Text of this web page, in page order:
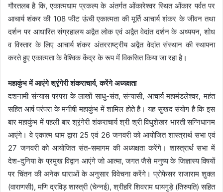
गौरतलब है कि, एकात्मधाम प्रकल्प के अंतर्गत ओंकारेश्वर स्थित ओंकार पर्वत पर
आचार्य शंकर की 108 फीट ऊंची एकात्मता की मूर्ति आचार्य शंकर के जीवन तथा
दर्शन पर आधारित संग्रहालय अद्वैत लोक एवं अद्वैत वेदांत दर्शन के अध्ययन, शोध
व विस्तार के लिए आचार्य शंकर अंतरराष्ट्रीय अद्वैत वेदांत संस्थान की स्थापना
करते हुए एकात्मता के वैश्विक केंद्र के रूप में विकसित किया जा रहा है।
महाकुंभ में आएंगे श्रृंगेरी शंकराचार्य, करेंगे अध्यक्षता
दशनामी संन्यास परंपरा के लाखों साधु-संत, संन्यासी, आचार्य महामंडलेश्वर, महंत
सहित आर्ष परंपरा के मनीषी महाकुंभ में शामिल होते है। यह सुखद संयोग है कि इस
बार महाकुंभ में पहली बार श्रृंगेरी शंकराचार्य श्री श्री विधुशेखर भारती सन्निधानम
आएंगे। वे एकात्म धाम द्वारा 25 एवं 26 जनवरी को आयोजित शास्त्रार्थ सभा एवं
27 जनवरी को आयोजित संत-समागम की अध्यक्षता करेंगे। शास्त्रार्थ सभा में
देश-दुनिया के प्रमुख विद्वान आएंगे जो आत्मा, जगत जैसे मनुष्य के जिज्ञास्य विषयों
पर चिंतन की अनेक धाराओं के अनुसार विवेचना करेंगे। प्रोफेसर राजाराम शुक्ल
(वाराणसी), मणि द्रविड़ शास्त्री (चेन्नई), श्रीहरि शिवराम धायगुड़े (तिरुपति) सहित